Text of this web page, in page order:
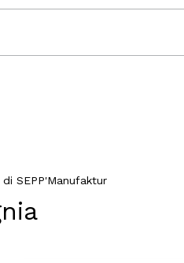
SEPP'Manufaktur
Il
un